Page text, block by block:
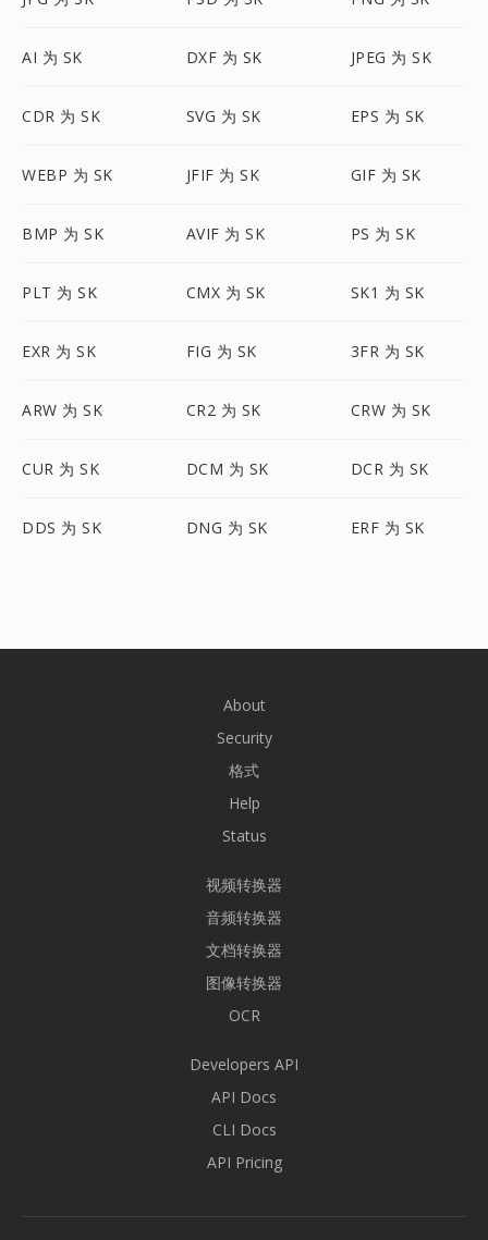
AI 为 SK DXF 为 SK JPEG 为 SK
CDR 为 SK SVG 为 SK EPS 为 SK
WEBP 为 SK JFIF 为 SK GIF 为 SK
BMP 为 SK AVIF 为 SK PS 为 SK
PLT 为 SK CMX 为 SK SK1 为 SK
EXR 为 SK FIG 为 SK 3FR 为 SK
ARW 为 SK CR2 为 SK CRW 为 SK
CUR 为 SK DCM 为 SK DCR 为 SK
DDS 为 SK DNG 为 SK ERF 为 SK
About
Security
格式
Help
Status
视频转换器
音频转换器
文档转换器
图像转换器
OCR
Developers API
API Docs
CLI Docs
API Pricing